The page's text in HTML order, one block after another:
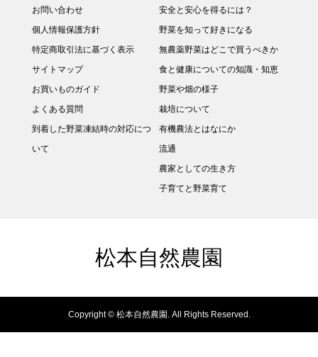
お問い合わせ
個人情報保護方針
特定商取引法に基づく表示
サイトマップ
お買いものガイド
よくある質問
到着した野菜凍結時の対応につ
いて
安全と安心を得るには？
野菜を知って好きになる
無農薬野菜はどこで買うべきか
食と健康についての知識・知恵
野菜や畑の様子
栽培について
有機農法とはなにか
流通
農家としての生き方
子育てと野菜育て
松本自然農園
Copyright ©松本自然農園. All Rights Reserved.